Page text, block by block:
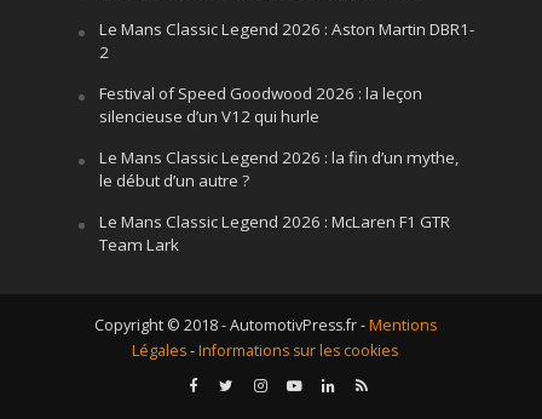
Le Mans Classic Legend 2026 : Aston Martin DBR1-
2
Festival of Speed Goodwood 2026 : la leçon
silencieuse d’un V12 qui hurle
Le Mans Classic Legend 2026 : la fin d’un mythe,
le début d’un autre ?
Le Mans Classic Legend 2026 : McLaren F1 GTR
Team Lark
Copyright © 2018 - AutomotivPress.fr -Mentions
Légales-Informations sur les cookies